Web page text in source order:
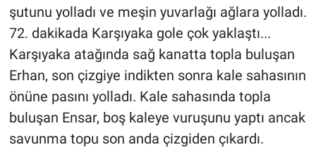
şutunu yolladı ve meşin yuvarlağı ağlara yolladı.
72. dakikada Karşıyaka gole çok yaklaştı...
Karşıyaka atağında sağ kanatta topla buluşan
Erhan, son çizgiye indikten sonra kale sahasının
önüne pasını yolladı. Kale sahasında topla
buluşan Ensar, boş kaleye vuruşunu yaptı ancak
savunma topu son anda çizgiden çıkardı.